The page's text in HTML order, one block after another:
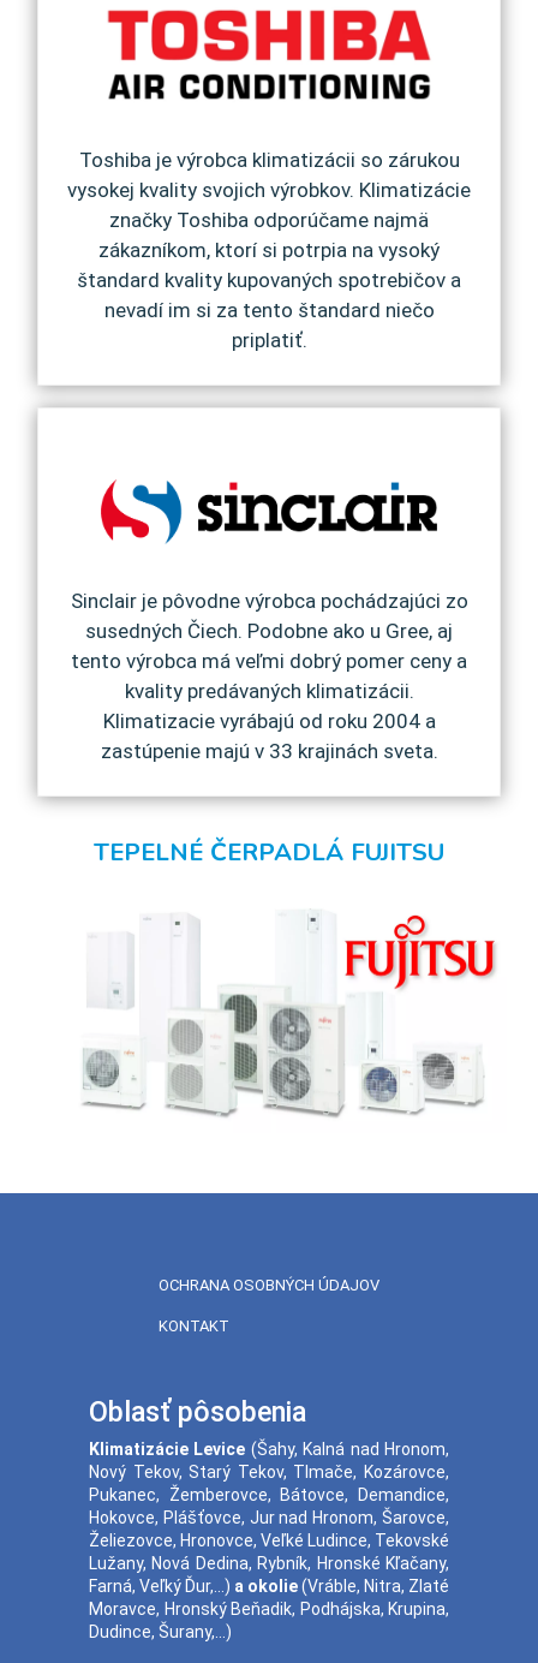
Toshiba je výrobca klimatizácii so zárukou
vysokej kvality svojich výrobkov. Klimatizácie
značky Toshiba odporúčame najmä
zákazníkom, ktorí si potrpia na vysoký
štandard kvality kupovaných spotrebičov a
nevadí im si za tento štandard niečo
priplatiť.
Sinclair je pôvodne výrobca pochádzajúci zo
susedných Čiech. Podobne ako u Gree, aj
tento výrobca má veľmi dobrý pomer ceny a
kvality predávaných klimatizácii.
Klimatizacie vyrábajú od roku 2004 a
zastúpenie majú v 33 krajinách sveta.
TEPELNÉ ČERPADLÁ FUJITSU
OCHRANA OSOBNÝCH ÚDAJOV
KONTAKT
Oblasť pôsobenia
Klimatizácie Levice (Šahy, Kalná nad Hronom,
Nový Tekov,Starý Tekov, Tlmače, Kozárovce,
Pukanec, Žemberovce, Bátovce, Demandice,
Hokovce, Plášťovce, Jur nad Hronom,Šarovce,
Želiezovce, Hronovce, Veľké Ludince, Tekovské
Lužany, Nová Dedina, Rybník, Hronské Kľačany,
Farná, Veľký Ďur,...) a okolie(Vráble, Nitra, Zlaté
Moravce, Hronský Beňadik, Podhájska, Krupina,
Dudince, Šurany,...)